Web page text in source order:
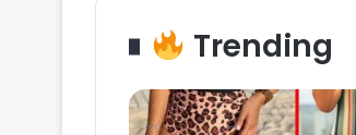
Trending